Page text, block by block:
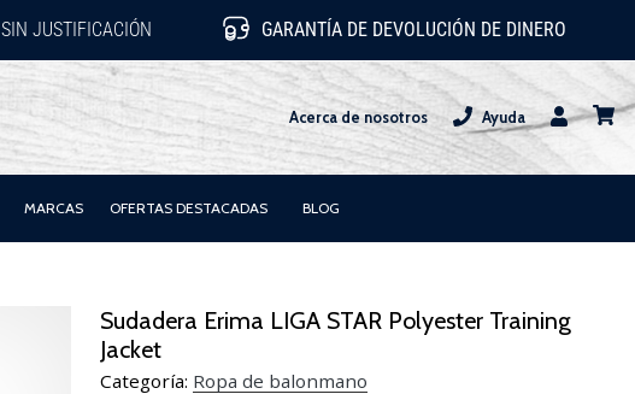
SIN JUSTIFICACIÓN GARANTÍA DE DEVOLUCIÓN DE DINERO
Acerca de nosotros
Ayuda
Usuario
MARCAS OFERTAS DESTACADAS BLOG
Sudadera Erima LIGA STAR Polyester Training
Jacket
Categoría: Ropa de balonmano